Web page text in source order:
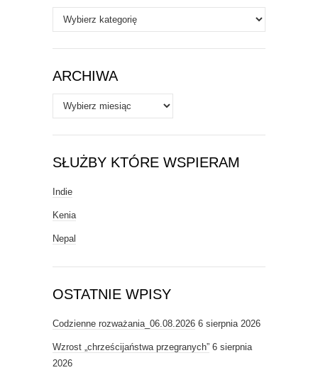
Autorzy
/
Tematy
ARCHIWA
Archiwa
SŁUŻBY KTÓRE WSPIERAM
Indie
Kenia
Nepal
OSTATNIE WPISY
Codzienne rozważania_06.08.2026 6 sierpnia 2026
Wzrost „chrześcijaństwa przegranych” 6 sierpnia
2026